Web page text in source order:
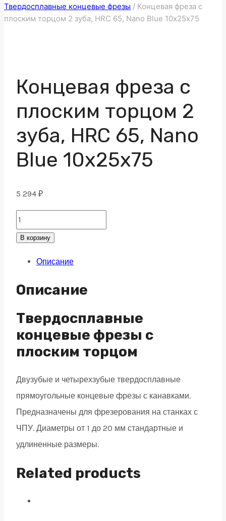
Твердосплавные концевые фрезы / Концевая фреза с
плоским торцом 2 зуба, HRC 65, Nano Blue 10х25х75
Концевая фреза с
плоским торцом 2
зуба, HRC 65, Nano
Blue 10х25х75
5 294 ₽
Концевая
фреза
плоским
зуба,
HRC
65,
Blue
10х25х75
quantity
В корзину
Описание
Описание
Твердосплавные
концевые фрезы с
плоским торцом
Двузубые и четырехзубые твердосплавные
прямоугольные концевые фрезы с канавками.
Предназначены для фрезерования на станках с
ЧПУ. Диаметры от 1 до 20 мм стандартные и
удлиненные размеры.
Related products